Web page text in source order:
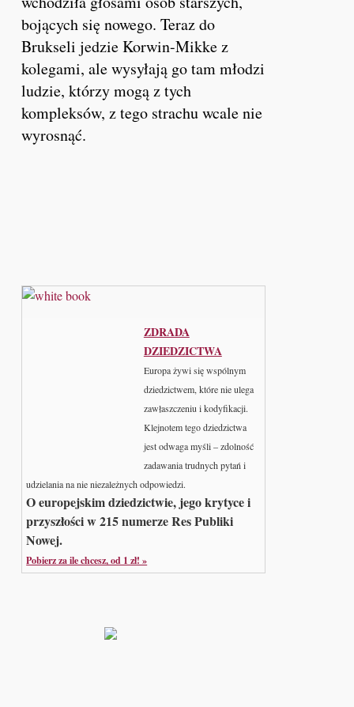
bojących się nowego. Teraz do
Brukseli jedzie Korwin-Mikke z
kolegami, ale wysyłają go tam młodzi
ludzie, którzy mogą z tych
kompleksów, z tego strachu wcale nie
wyrosnąć.
ZDRADA
DZIEDZICTWA
Europa żywi się wspólnym
dziedzictwem, które nie ulega
zawłaszczeniu i kodyfikacji.
Klejnotem tego dziedzictwa
jest odwaga myśli – zdolność
zadawania trudnych pytań i
udzielania na nie niezależnych odpowiedzi.
O europejskim dziedzictwie, jego krytyce i
przyszłości w 215 numerze Res Publiki
Nowej.
Pobierz za ile chcesz, od 1 zł! »